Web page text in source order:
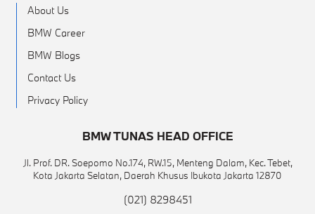
About Us
BMW Career
BMW Blogs
Contact Us
Privacy Policy
BMW TUNAS HEAD OFFICE
Jl. Prof. DR. Soepomo No.174, RW.15, Menteng Dalam, Kec. Tebet,
Kota Jakarta Selatan, Daerah Khusus Ibukota Jakarta 12870
(021) 8298451